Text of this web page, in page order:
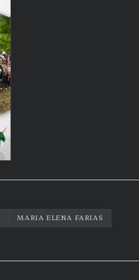
MARIA ELENA FARIAS